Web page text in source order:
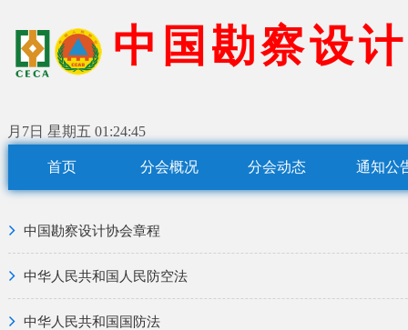
中 国 勘察设计
月7日 星期五 01:24:45
首页 分会概况 分会动态 通知公
中国勘察设计协会章程
中华人民共和国人民防空法
中华人民共和国国防法